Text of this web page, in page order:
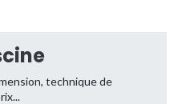
technique de